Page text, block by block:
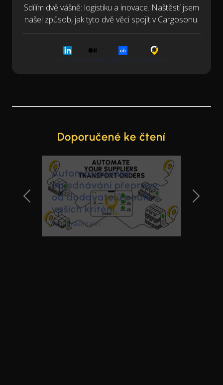
Sdílím dvě vášně: logistiku a inovace. Naštěstí jsem
našel způsob, jak tyto dvě věci spojit v Cargosonu.
Medium
Doporučené ke čtení
Automatizované
objednávání přepravy
od dodavatelů podle
vašich kritérií.
Tanel Vaarmann
Previous Slide Next